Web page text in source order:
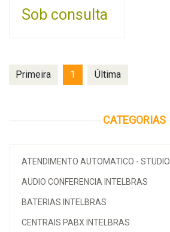
CATEGORIAS
ATENDIMENTO AUTOMATICO - STUDIO
AUDIO CONFERENCIA INTELBRAS
BATERIAS INTELBRAS
CENTRAIS PABX INTELBRAS
Sob consulta
Primeira 1 Última